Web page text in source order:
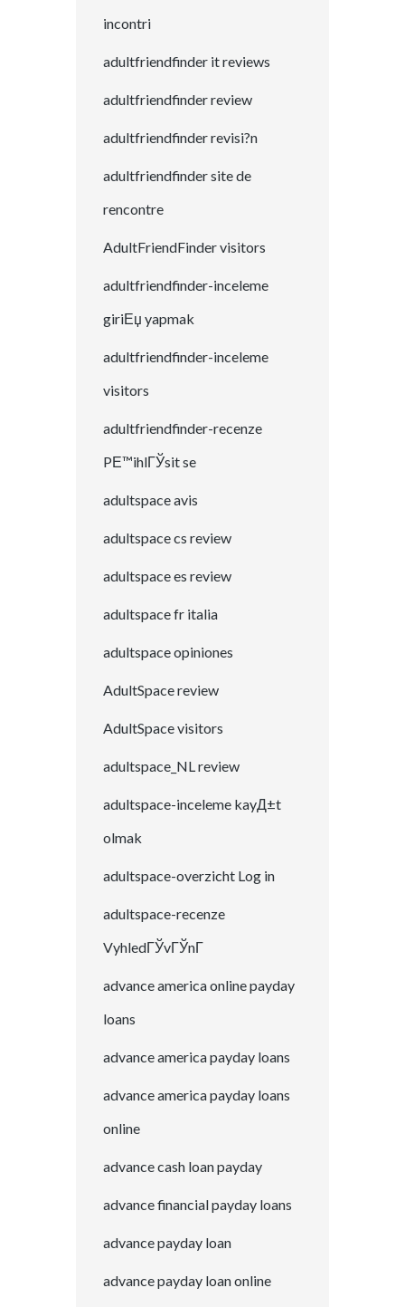
incontri
adultfriendfinder it reviews
adultfriendfinder review
adultfriendfinder revisi?n
adultfriendfinder site de
rencontre
AdultFriendFinder visitors
adultfriendfinder-inceleme
giriЕџ yapmak
adultfriendfinder-inceleme
visitors
adultfriendfinder-recenze
PЕ™ihlГЎsit se
adultspace avis
adultspace cs review
adultspace es review
adultspace fr italia
adultspace opiniones
AdultSpace review
AdultSpace visitors
adultspace_NL review
adultspace-inceleme kayД±t
olmak
adultspace-overzicht Log in
adultspace-recenze
VyhledГЎvГЎnГ­
advance america online payday
loans
advance america payday loans
advance america payday loans
online
advance cash loan payday
advance financial payday loans
advance payday loan
advance payday loan online